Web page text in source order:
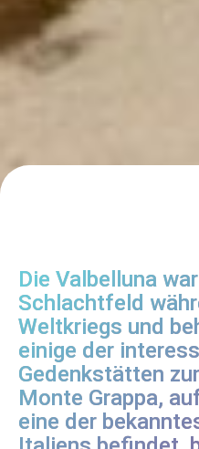
Die Valbelluna
Schlachtfeld
Weltkriegs und
einige der
Gedenkstätten
Monte Grappa,
eine der